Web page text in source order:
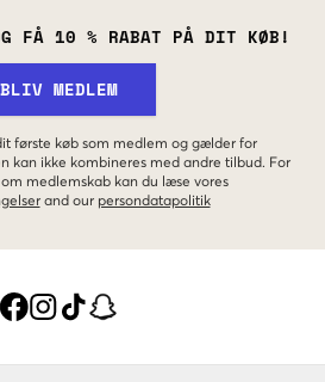
FÅ 10 % RABAT PÅ DIT KØB!
BLIV MEDLEM
første køb som medlem og gælder for
kan ikke kombineres med andre tilbud. For
medlemskab kan du læse vores
and our persondatapolitik